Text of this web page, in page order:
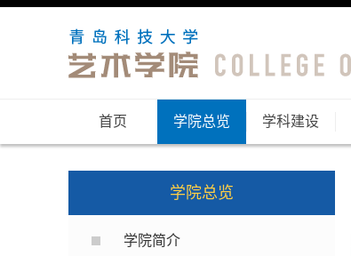
首页 学院总览 学科建设
学院总览
学院简介